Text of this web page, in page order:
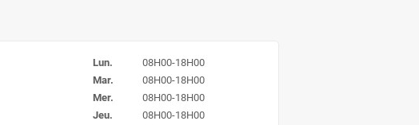
Lun.
08H00-18H00
Mar.
08H00-18H00
Mer.
08H00-18H00
Jeu.
08H00-18H00